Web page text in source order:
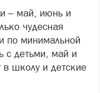
– май, июнь и
чудесная
по минимальной
с детьми, май и
в школу и детские